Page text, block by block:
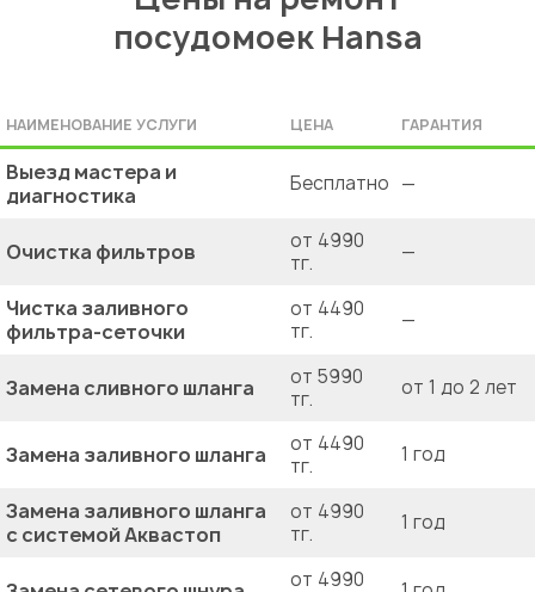
посудомоек Hansa
НАИМЕНОВАНИЕ УСЛУГИ ЦЕНА ГАРАНТИЯ
Выезд мастера и
диагностика
Бесплатно —
Очистка фильтров
от 4990
тг.
—
Чистка заливного
фильтра-сеточки
от 4490
тг.
—
Замена сливного шланга
от 5990
тг.
от 1 до 2 лет
Замена заливного шланга
от 4490
тг.
1 год
Замена заливного шланга
с системой Аквастоп
от 4990
тг.
1 год
от 4990